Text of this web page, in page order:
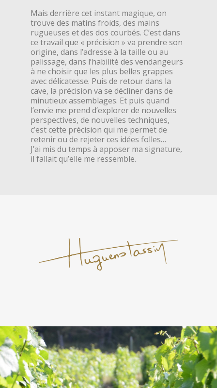
Mais derrière cet instant magique, on
trouve des matins froids, des mains
rugueuses et des dos courbés. C’est dans
ce travail que « précision » va prendre son
origine, dans l’adresse à la taille ou au
palissage, dans l’habilité des vendangeurs
à ne choisir que les plus belles grappes
avec délicatesse. Puis de retour dans la
cave, la précision va se décliner dans de
minutieux assemblages. Et puis quand
l’envie me prend d’explorer de nouvelles
perspectives, de nouvelles techniques,
c’est cette précision qui me permet de
retenir ou de rejeter ces idées folles…
J’ai mis du temps à apposer ma signature,
il fallait qu’elle me ressemble.